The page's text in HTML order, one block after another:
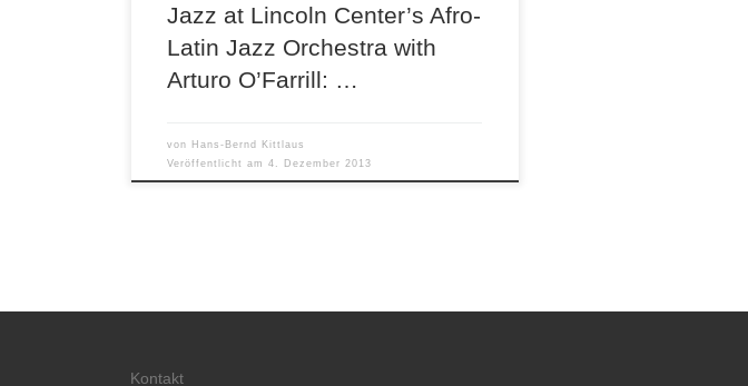
Jazz at Lincoln Center’s Afro-
Latin Jazz Orchestra with
Arturo O’Farrill: …
von Hans-Bernd Kittlaus
Veröffentlicht am4. Dezember 2013
Kontakt